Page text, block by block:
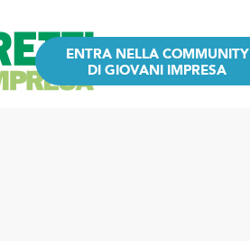
ENTRA NELLA COMMUNITY
DI GIOVANI IMPRESA